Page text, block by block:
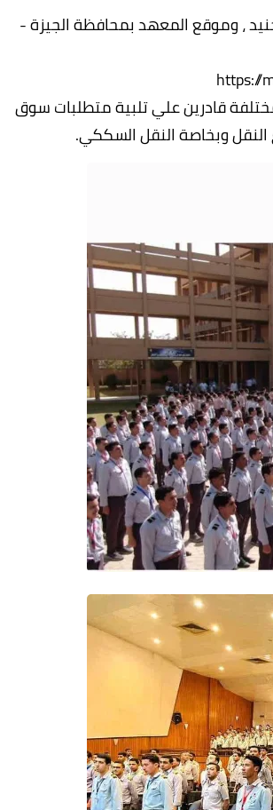
، وموقع المعهد بمحافظة الجيزة -
https://
قادرين علي تلبية متطلبات سوق
النقل وبخاصة النقل السككي.